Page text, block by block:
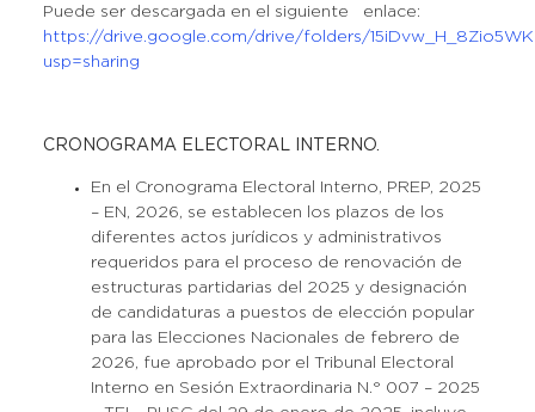
Puede ser descargada en el siguiente enlace:
https://drive.google.com/drive/folders/
usp=sharing
CRONOGRAMA ELECTORAL INTERNO.
En el Cronograma Electoral Interno, PREP, 2025
– EN, 2026, se establecen los plazos de los
diferentes actos jurídicos y administrativos
requeridos para el proceso de renovación de
estructuras partidarias del 2025 y designación
de candidaturas a puestos de elección popular
para las Elecciones Nacionales de febrero de
2026, fue aprobado por el Tribunal Electoral
Interno en Sesión Extraordinaria N.° 007 – 2025